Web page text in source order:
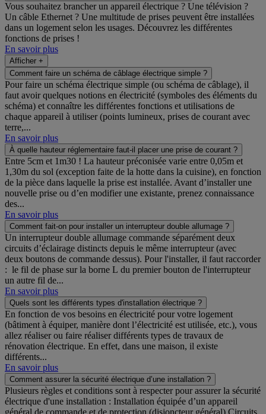
Vous souhaitez brancher un appareil électrique ? Une télévision ?
Un câble Ethernet ? Une multitude de prises peuvent être installées
dans un logement selon les usages. Découvrez les différentes
fonctions de prises !
En savoir plus
Afficher +
Comment faire un schéma de câblage électrique simple ?
Pour faire un schéma électrique simple (ou schéma de câblage), il
faut avoir quelques notions en électricité (symboles des éléments du
schéma) et connaître les différentes fonctions et utilisations de
chaque appareil à utiliser (points lumineux, prises de courant avec
terre,...
En savoir plus
À quelle hauteur réglementaire faut-il placer une prise de courant ?
Entre 5cm et 1m30 ! La hauteur préconisée varie entre 0,05m et
1,30m du sol (exception faite de la hotte dans la cuisine), en fonction
de la pièce dans laquelle la prise est installée. Avant d’installer une
nouvelle prise ou d’en modifier une existante, prenez connaissance
des...
En savoir plus
Comment fait-on pour installer un interrupteur double allumage ?
Un interrupteur double allumage commande séparément deux
circuits d’éclairage distincts depuis le même interrupteur (avec
deux boutons de commande dessus). Pour l'installer, il faut raccorder
: le fil de phase sur la borne L du premier bouton de l'interrupteur
un autre fil de...
En savoir plus
Quels sont les différents types d'installation électrique ?
En fonction de vos besoins en électricité pour votre logement
(bâtiment à équiper, manière dont l’électricité est utilisée, etc.), vous
allez réaliser ou faire réaliser différents types de travaux de
rénovation électrique. En effet, dans une maison, il existe
différents...
En savoir plus
Comment assurer la sécurité électrique d’une installation ?
Plusieurs règles et conditions sont à respecter pour assurer la sécurité
électrique d'une installation : Installation équipée d’un appareil
général de commande et de protection (disjoncteur général) Circuits